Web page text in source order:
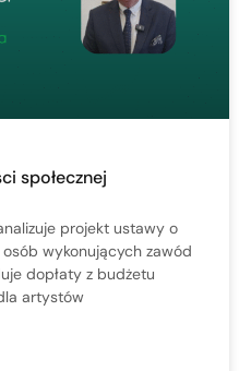
społecznej
projekt ustawy o
wykonujących zawód
dopłaty z budżetu
artystów